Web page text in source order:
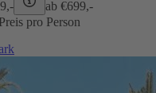
ab €699,-
Preis pro Person